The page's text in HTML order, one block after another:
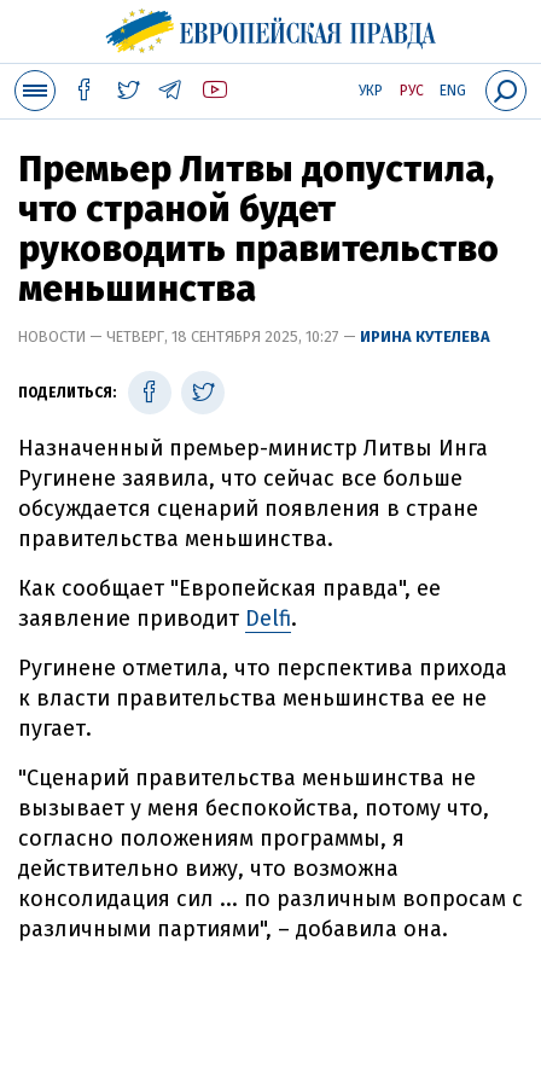
УКР РУС ENG
Премьер Литвы допустила,
что страной будет
руководить правительство
меньшинства
НОВОСТИ — ЧЕТВЕРГ, 18 СЕНТЯБРЯ 2025, 10:27 — ИРИНА КУТЕЛЕВА
ПОДЕЛИТЬСЯ:
Назначенный премьер-министр Литвы Инга
Ругинене заявила, что сейчас все больше
обсуждается сценарий появления в стране
правительства меньшинства.
Как сообщает "Европейская правда", ее
заявление приводит Delfi.
Ругинене отметила, что перспектива прихода
к власти правительства меньшинства ее не
пугает.
"Сценарий правительства меньшинства не
вызывает у меня беспокойства, потому что,
согласно положениям программы, я
действительно вижу, что возможна
консолидация сил ... по различным вопросам с
различными партиями", – добавила она.